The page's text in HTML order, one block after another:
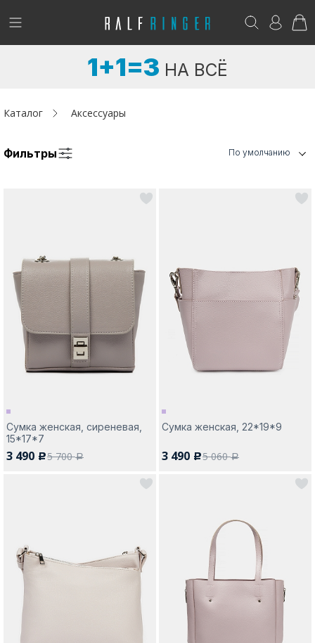
!
Женщинам
Акции / Новости
Адреса магазинов
Да, все верно
Возникли вопросы? - club@ralf.ru
1+1=3 НА ВСЁ
Каталог Аксессуары
Фильтры По умолчанию
Сумка женская, сиреневая,
15*17*7
3 490 c5 700a
Сумка женская, 22*19*9
3 490 c5 060a